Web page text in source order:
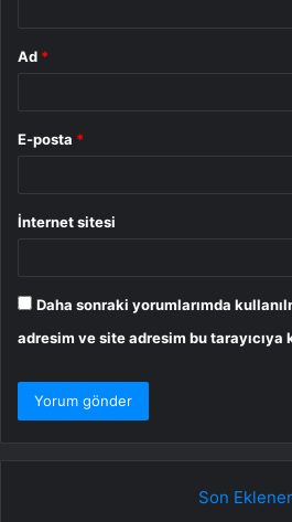
Ad *
E-posta *
İnternet sitesi
Daha sonraki yorumlarımda
adresim ve site adresim bu tarayıcıya
Son